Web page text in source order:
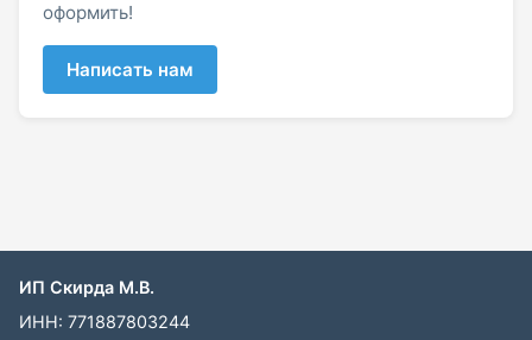
оформить!
Написать нам
ИП Скирда М.В.
ИНН: 771887803244